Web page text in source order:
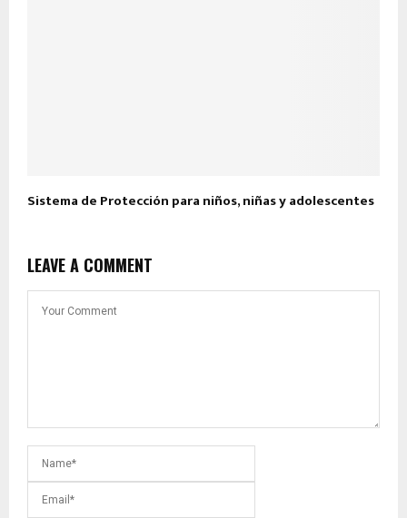
Sistema de Protección para niños, niñas y adolescentes
LEAVE A COMMENT